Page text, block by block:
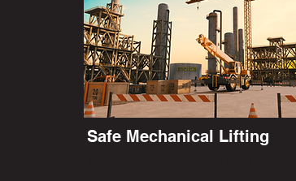
Safe Mechanical Lifting